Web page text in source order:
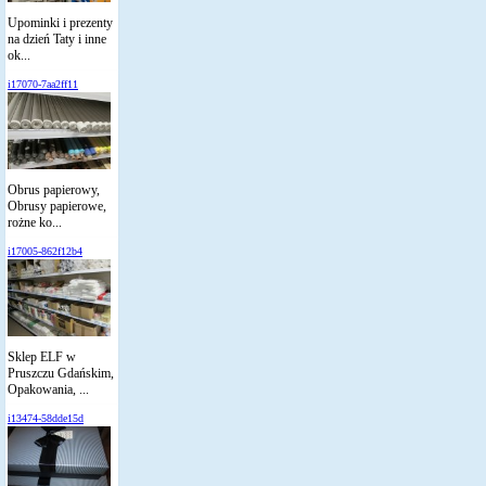
Upominki i prezenty
na dzień Taty i inne
ok...
i17070-7aa2ff11
Obrus papierowy,
Obrusy papierowe,
rożne ko...
i17005-862f12b4
Sklep ELF w
Pruszczu Gdańskim,
Opakowania, ...
i13474-58dde15d